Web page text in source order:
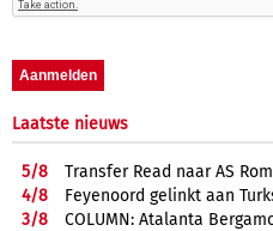
Laatste nieuws
5/8
Transfer Read naar AS
4/8
Feyenoord gelinkt aan
3/8
COLUMN: Atalanta